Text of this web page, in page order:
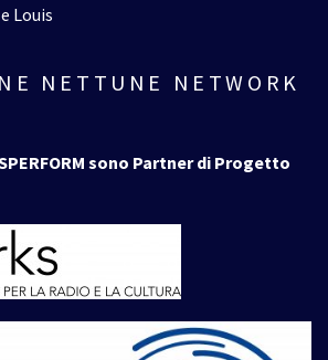
Louis
NETTUNE NETWORK
sono Partner di Progetto